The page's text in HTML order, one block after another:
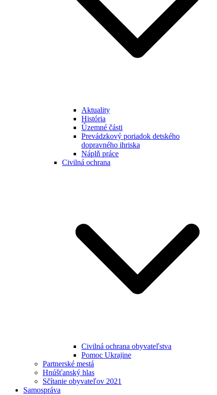
Aktuality
História
Územné části
Prevádzkový poriadok detského
dopravného ihriska
Náplň práce
Civilná ochrana
Civilná ochrana obyvateľstva
Pomoc Ukrajine
Partnerské mestá
Hnúšťanský hlas
Sčítanie obyvateľov 2021
Samospráva